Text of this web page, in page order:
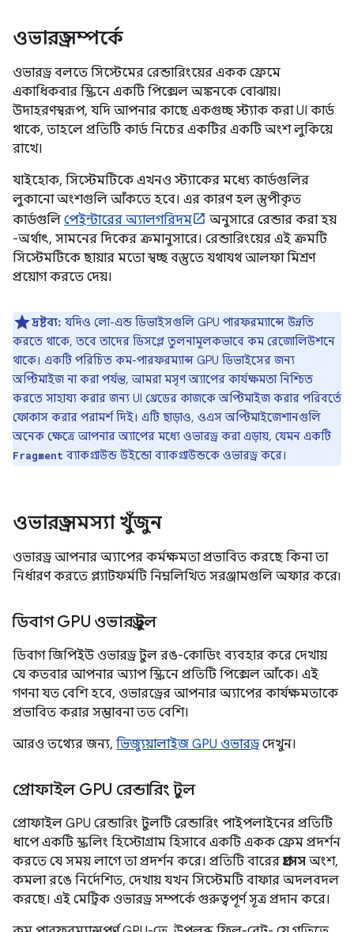
ওভারড্র সম্পর্কে
ওভারড্র বলতে সিস্টেমের রেন্ডারিংয়ের একক ফ্রেমে
একাধিকবার স্ক্রিনে একটি পিক্সেল অঙ্কনকে বোঝায়।
উদাহরণস্বরূপ, যদি আপনার কাছে একগুচ্ছ স্ট্যাক করা UI কার্ড
থাকে, তাহলে প্রতিটি কার্ড নিচের একটির একটি অংশ লুকিয়ে
রাখে।
যাইহোক, সিস্টেমটিকে এখনও স্ট্যাকের মধ্যে কার্ডগুলির
লুকানো অংশগুলি আঁকতে হবে। এর কারণ হল স্তুপীকৃত
কার্ডগুলি পেইন্টারের অ্যালগরিদম
অনুসারে রেন্ডার করা হয়
-অর্থাৎ, সামনের দিকের ক্রমানুসারে। রেন্ডারিংয়ের এই ক্রমটি
সিস্টেমটিকে ছায়ার মতো স্বচ্ছ বস্তুতে যথাযথ আলফা মিশ্রণ
প্রয়োগ করতে দেয়।
দ্রষ্টব্য: যদিও লো-এন্ড ডিভাইসগুলি GPU পারফরম্যান্সে উন্নতি
করতে থাকে, তবে তাদের ডিসপ্লে তুলনামূলকভাবে কম রেজোলিউশনে
থাকে। একটি পরিচিত কম-পারফরম্যান্স GPU ডিভাইসের জন্য
অপ্টিমাইজ না করা পর্যন্ত, আমরা মসৃণ অ্যাপের কার্যক্ষমতা নিশ্চিত
করতে সাহায্য করার জন্য UI থ্রেডের কাজকে অপ্টিমাইজ করার পরিবর্তে
ফোকাস করার পরামর্শ দিই। এটি ছাড়াও, ওএস অপ্টিমাইজেশানগুলি
অনেক ক্ষেত্রে আপনার অ্যাপের মধ্যে ওভারড্র করা এড়ায়, যেমন একটি
Fragment ব্যাকগ্রাউন্ড উইন্ডো ব্যাকগ্রাউন্ডকে ওভারড্র করে।
ওভারড্র সমস্যা খুঁজুন
ওভারড্র আপনার অ্যাপের কর্মক্ষমতা প্রভাবিত করছে কিনা তা
নির্ধারণ করতে প্ল্যাটফর্মটি নিম্নলিখিত সরঞ্জামগুলি অফার করে৷
ডিবাগ GPU ওভারড্র টুল
ডিবাগ জিপিইউ ওভারড্র টুল রঙ-কোডিং ব্যবহার করে দেখায়
যে কতবার আপনার অ্যাপ স্ক্রিনে প্রতিটি পিক্সেল আঁকে। এই
গণনা যত বেশি হবে, ওভারড্রের আপনার অ্যাপের কার্যক্ষমতাকে
প্রভাবিত করার সম্ভাবনা তত বেশি।
আরও তথ্যের জন্য, ভিজ্যুয়ালাইজ GPU ওভারড্রদেখুন।
প্রোফাইল GPU রেন্ডারিং টুল
প্রোফাইল GPU রেন্ডারিং টুলটি রেন্ডারিং পাইপলাইনের প্রতিটি
ধাপে একটি স্ক্রলিং হিস্টোগ্রাম হিসাবে একটি একক ফ্রেম প্রদর্শন
করতে যে সময় লাগে তা প্রদর্শন করে। প্রতিটি বারের প্রসেস অংশ,
কমলা রঙে নির্দেশিত, দেখায় যখন সিস্টেমটি বাফার অদলবদল
করছে। এই মেট্রিক ওভারড্র সম্পর্কে গুরুত্বপূর্ণ সূত্র প্রদান করে।